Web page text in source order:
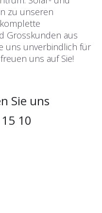
zu unseren
Grosskunden aus
uns unverbindlich für
uns auf Sie!
Sie uns
10